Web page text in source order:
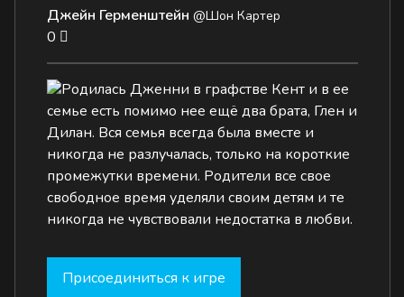
Джейн Герменштейн @Шон Картер
0
Родилась Дженни в графстве Кент и в ее
семье есть помимо нее ещё два брата, Глен и
Дилан. Вся семья всегда была вместе и
никогда не разлучалась, только на короткие
промежутки времени. Родители все свое
свободное время уделяли своим детям и те
никогда не чувствовали недостатка в любви.
Присоединиться к игре